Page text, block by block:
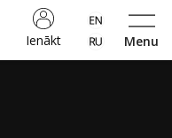
Menu
Ienākt